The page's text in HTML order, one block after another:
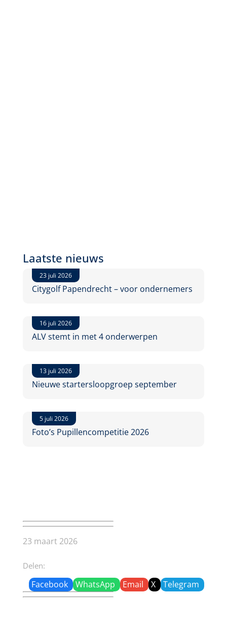
Laatste nieuws
Citygolf Papendrecht – voor ondernemers
23 juli 2026
ALV stemt in met 4 onderwerpen
16 juli 2026
Nieuwe startersloopgroep september
13 juli 2026
Foto’s Pupillencompetitie 2026
5 juli 2026
23 maart 2026
Delen:
Facebook WhatsApp Email X Telegram